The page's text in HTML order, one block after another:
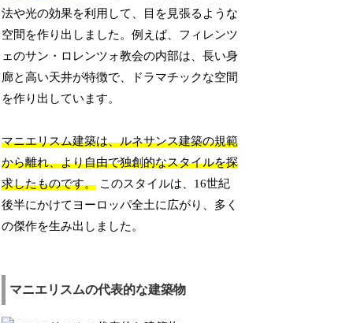
法や光の効果を利用して、目を見張るような
空間を作り出しました。例えば、フィレンツ
ェのサン・ロレンツォ教会の内部は、長い身
廊と高い天井が特徴で、ドラマチックな空間
を作り出しています。
マニエリスム建築は、ルネサンス建築の規範
から離れ、より自由で独創的なスタイルを探
求したものです。 このスタイルは、16世紀
後半にかけてヨーロッパ全土に広がり、多く
の傑作を生み出しました。
マニエリスムの代表的な建築物